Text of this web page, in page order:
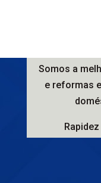
Somos a
e reformas